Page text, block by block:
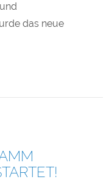
das neue